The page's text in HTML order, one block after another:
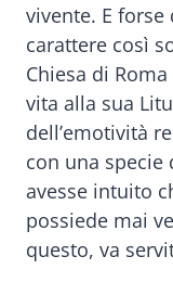
vivente. E
carattere così
Chiesa di
vita alla sua
dell’emotività
con una specie
avesse intuito
possiede mai
questo, va